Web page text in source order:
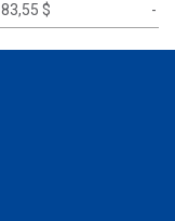
83,55 $ -